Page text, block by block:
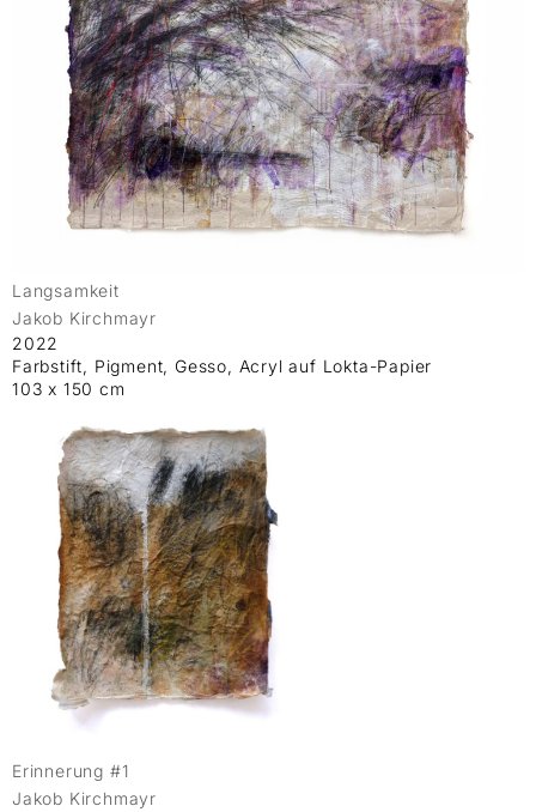
Langsamkeit
Jakob Kirchmayr
2022
Farbstift, Pigment, Gesso, Acryl auf Lokta-Papier
103 x 150 cm
Erinnerung #1
Jakob Kirchmayr